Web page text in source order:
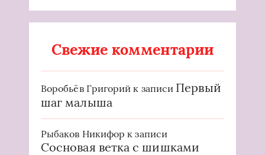
Свежие комментарии
Воробьёв Григорий к записи Первый
шаг малыша
Рыбаков Никифор к записи
Сосновая ветка с шишками